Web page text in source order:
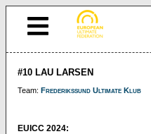
#10 LAU LARSEN
Team: Frederikssund Ultimate Klub
EUICC 2024: